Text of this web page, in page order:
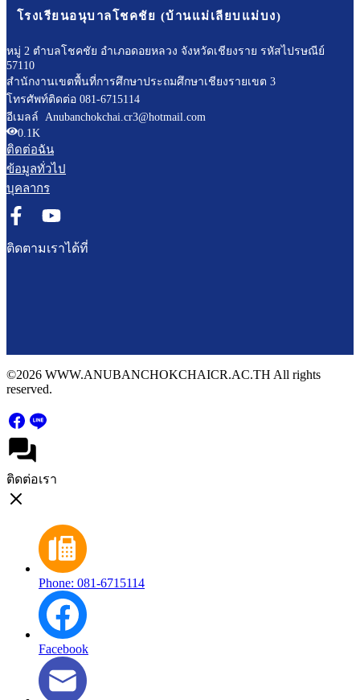
โรงเรียนอนุบาลโชคชัย (บ้านแม่เลียบแม่บง)
หมู่ 2 ตำบลโชคชัย อำเภอดอยหลวง จังหวัดเชียงราย รหัสไปรษณีย์
57110
สำนักงานเขตพื้นที่การศึกษาประถมศึกษาเชียงรายเขต 3
โทรศัพท์ติดต่อ 081-6715114
อีเมลล์ Anubanchokchai.cr3@hotmail.com
0.1K
ติดต่อฉัน
ข้อมูลทั่วไป
บุคลากร
ติดตามเราได้ที่
©2026 WWW.ANUBANCHOKCHAICR.AC.TH All rights
reserved.
ติดต่อเรา
Phone: 081-6715114
Facebook